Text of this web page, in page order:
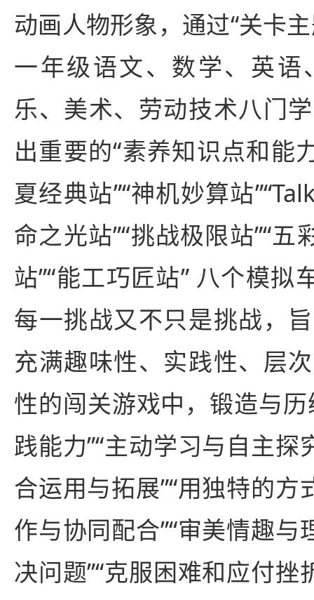
动画人物形象，通过“关卡
一年级语文、数学、英语
乐、美术、劳动技术八门
出重要的“素养知识点和能
夏经典站”“神机妙算站
命之光站”“挑战极限站”“五
站”“能工巧匠站” 八个模拟
每一挑战又不只是挑战，
充满趣味性、实践性、层
性的闯关游戏中，锻造与
践能力”“主动学习与自主探
合运用与拓展”“用独特的方
作与协同配合”“审美情趣与
决问题”“克服困难和应付挫